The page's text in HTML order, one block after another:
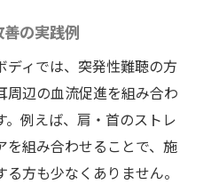
の実践例
ィでは、突発性難聴の方
周辺の血流促進を組み合わ
例えば、肩・首のストレ
を組み合わせることで、施
方も少なくありません。